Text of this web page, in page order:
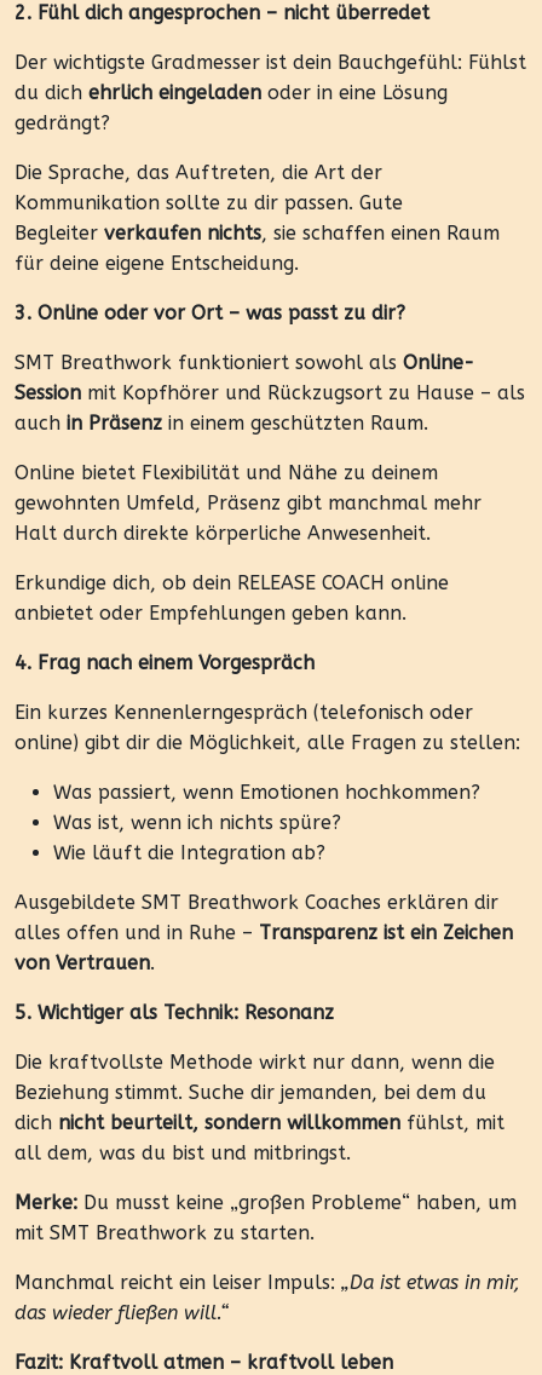
2. Fühl dich angesprochen – nicht überredet
Der wichtigste Gradmesser ist dein Bauchgefühl: Fühlst
du dich ehrlich eingeladen oder in eine Lösung
gedrängt?
Die Sprache, das Auftreten, die Art der
Kommunikation sollte zu dir passen. Gute
Begleiter verkaufen nichts, sie schaffen einen Raum
für deine eigene Entscheidung.
3. Online oder vor Ort – was passt zu dir?
SMT Breathwork funktioniert sowohl als Online-
Session mit Kopfhörer und Rückzugsort zu Hause – als
auch in Präsenz in einem geschützten Raum.
Online bietet Flexibilität und Nähe zu deinem
gewohnten Umfeld, Präsenz gibt manchmal mehr
Halt durch direkte körperliche Anwesenheit.
Erkundige dich, ob dein RELEASE COACH online
anbietet oder Empfehlungen geben kann.
4. Frag nach einem Vorgespräch
Ein kurzes Kennenlerngespräch (telefonisch oder
online) gibt dir die Möglichkeit, alle Fragen zu stellen:
Was passiert, wenn Emotionen hochkommen?
Was ist, wenn ich nichts spüre?
Wie läuft die Integration ab?
Ausgebildete SMT Breathwork Coaches erklären dir
alles offen und in Ruhe – Transparenz ist ein Zeichen
von Vertrauen.
5. Wichtiger als Technik: Resonanz
Die kraftvollste Methode wirkt nur dann, wenn die
Beziehung stimmt. Suche dir jemanden, bei dem du
dich nicht beurteilt, sondern willkommen fühlst, mit
all dem, was du bist und mitbringst.
Merke: Du musst keine „großen Probleme“ haben, um
mit SMT Breathwork zu starten.
Manchmal reicht ein leiser Impuls: „Da ist etwas in mir,
das wieder fließen will.“
Fazit: Kraftvoll atmen – kraftvoll leben